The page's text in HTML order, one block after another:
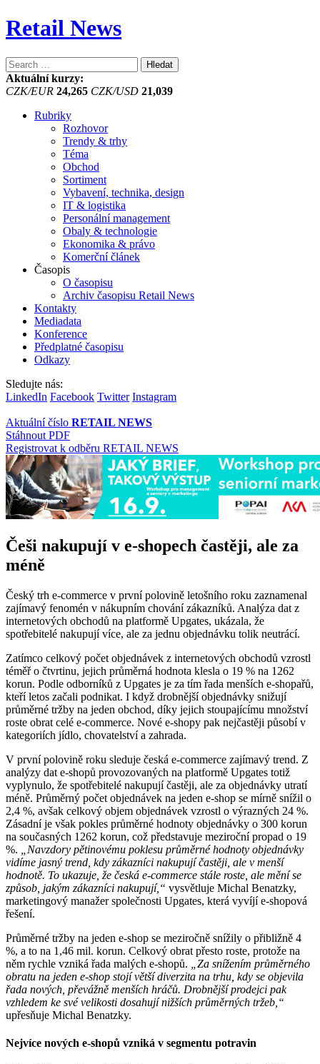
Retail News
Vyhledávání
Aktuální kurzy:
CZK/EUR 24,265 CZK/USD 21,039
Rubriky
Rozhovor
Trendy & trhy
Téma
Obchod
Sortiment
Vybavení, technika, design
IT & logistika
Personální management
Obaly & technologie
Ekonomika & právo
Komerční článek
Časopis
O časopisu
Archiv časopisu Retail News
Kontakty
Mediadata
Konference
Předplatné časopisu
Odkazy
Sledujte nás:
LinkedIn Facebook Twitter Instagram
Aktuální číslo RETAIL NEWS
Stáhnout PDF
Registrovat k odběru RETAIL NEWS
Češi nakupují v e-shopech častěji, ale za
méně
Český trh e-commerce v první polovině letošního roku zaznamenal
zajímavý fenomén v nákupním chování zákazníků. Analýza dat z
internetových obchodů na platformě Upgates, ukázala, že
spotřebitelé nakupují více, ale za jednu objednávku tolik neutrácí.
Zatímco celkový počet objednávek z internetových obchodů vzrostl
téměř o čtvrtinu, jejich průměrná hodnota klesla o 19 % na 1262
korun. Podle odborníků z Upgates je za tím řada menších e-shopařů,
kteří letos začali podnikat. I když drobnější objednávky snižují
průměrné tržby na jeden obchod, díky jejich stoupajícímu množství
roste obrat celé e-commerce. Nové e-shopy pak nejčastěji působí v
kategoriích jídlo, chovatelství a zahrada.
V první polovině roku sleduje česká e-commerce zajímavý trend. Z
analýzy dat e-shopů provozovaných na platformě Upgates totiž
vyplynulo, že spotřebitelé nakupují častěji, ale za objednávky utratí
méně. Průměrný počet objednávek na jeden e-shop se mírně snížil o
2,4 %, avšak celkový objem objednávek vzrostl o výrazných 24 %.
Zásadní je však pokles průměrné hodnoty objednávky o 300 korun
na současných 1262 korun, což představuje meziroční propad o 19
%.
„Navzdory pětinovému poklesu průměrné hodnoty objednávky
vidíme jasný trend, kdy zákazníci nakupují častěji, ale v menší
hodnotě. To ukazuje, že česká e-commerce stále roste, ale mění se
způsob, jakým zákazníci nakupují,“ vysvětluje Michal Benatzky,
marketingový manažer společnosti Upgates, která vyvíjí e-shopová
řešení.
Průměrné tržby na jeden e-shop se meziročně snížily o přibližně 4
%, a to na 1,46 mil. korun. Celkový obrat přesto roste, protože na
něm rychle vzniká řada malých e-shopů.
„Za snížením průměrného
obratu na jeden e-shop stojí větší diverzita na trhu, kdy se objevila
řada nových, převážně menších hráčů. Drobnější prodejci pak
vzhledem ke své velikosti dosahují nižších průměrných tržeb,“
upřesňuje Michal Benatzky.
Nejvíce nových e-shopů vzniká v segmentu potravin